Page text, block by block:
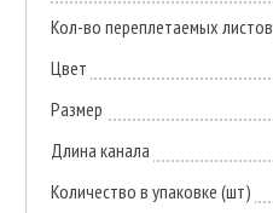
Кол-во переплетаемых листов
Цвет
Размер
Длина канала
Количество в упаковке (шт)